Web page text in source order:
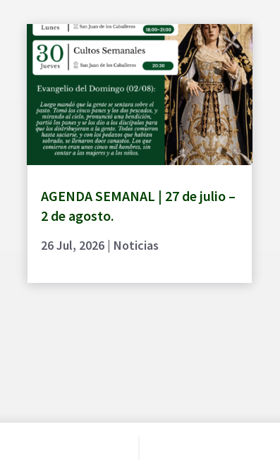
AGENDA SEMANAL | 27 de julio –
2 de agosto.
26 Jul, 2026| Noticias